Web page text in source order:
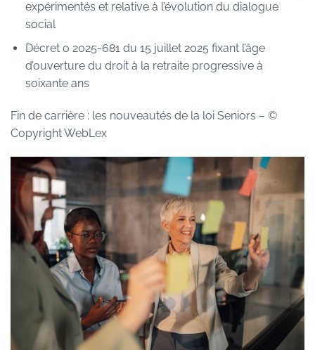
expérimentés et relative à l’évolution du dialogue
social
Décret o 2025-681 du 15 juillet 2025 fixant l’âge
d’ouverture du droit à la retraite progressive à
soixante ans
Fin de carrière : les nouveautés de la loi Seniors – ©
Copyright WebLex